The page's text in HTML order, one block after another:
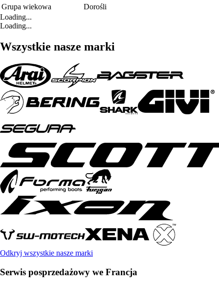
Grupa wiekowa
Dorośli
Loading...
Loading...
Wszystkie nasze marki
Odkryj wszystkie nasze marki
Serwis posprzedażowy we Francja